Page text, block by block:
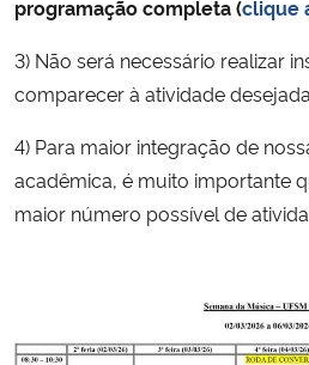
Gabinete de Segurança Institucional
Advocacia-Geral da União
Banco Central do Brasil
Planalto
programação completa (clique
3) Não será necessário realizar
comparecer à atividade
4) Para maior integração de
acadêmica, é muito importante
maior número possível de